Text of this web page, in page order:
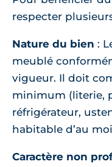
respecter
Nature du bien :
meublé
vigueur. Il doit
minimum (literie,
réfrigérateur,
habitable d’au
Caractère non